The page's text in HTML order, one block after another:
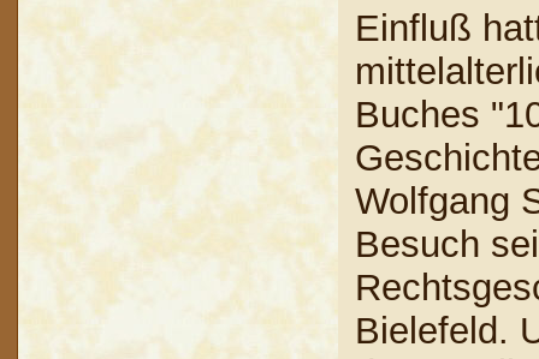
Einfluß
Buches
Wolfgang
Besuch
Bielefeld.